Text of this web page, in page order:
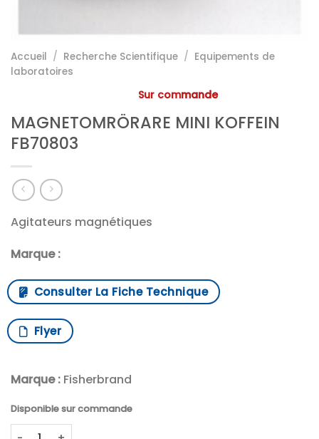
Accueil / Recherche Scientifique / Equipements de
laboratoires
Sur commande
MAGNETOMRÖRARE MINI KOFFEIN
FB70803
Agitateurs magnétiques
Marque :
Consulter La Fiche Technique
Flyer
Marque : Fisherbrand
Disponible sur commande
quantité de MAGNETOMRÖRARE MINI KOFFEIN FB70803